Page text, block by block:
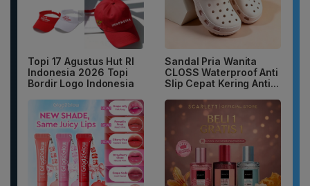
Topi 17 Agustus Hut RI
Indonesia 2026 Topi
Bordir Logo Indonesia
Sandal Pria Wanita
CLOSS Waterproof Anti
Slip Cepat Kering Anti...